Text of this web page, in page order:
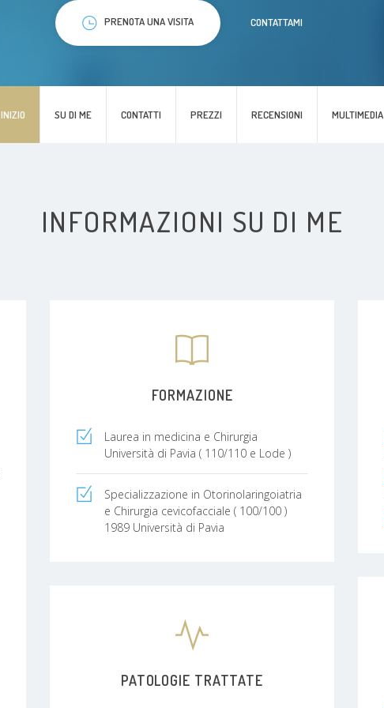
INIZIO SU DI ME CONTATTI PREZZI RECENSIONI MULTIMEDIA
PRENOTA UNA VISITA CONTATTAMI
INFORMAZIONI SU DI ME
FORMAZIONE
Laurea in medicina e Chirurgia
Università di Pavia ( 110/110 e Lode )
Specializzazione in Otorinolaringoiatria
e Chirurgia cevicofacciale ( 100/100 )
1989 Università di Pavia
PATOLOGIE TRATTATE